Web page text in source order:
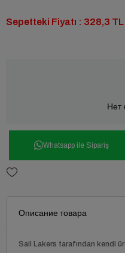
Sepetteki Fiyatı : 328,3 TL
Нет
Whatsapp ile Sipariş
Описание товара
Sail Lakers tarafından kendi